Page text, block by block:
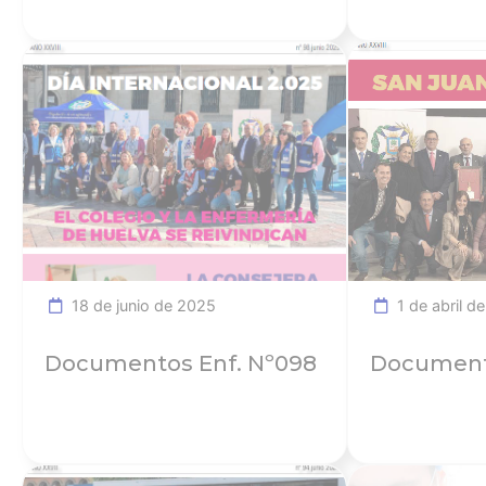
18 de junio de 2025
Documentos Enf. Nº098
Ver noticia
1 de abril
Ver noticia